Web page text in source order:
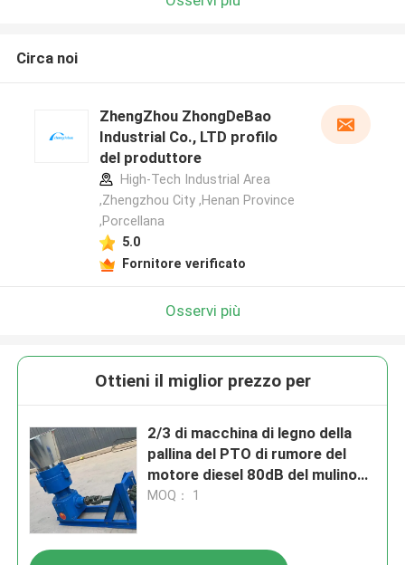
Circa noi
ZhengZhou ZhongDeBao
Industrial Co., LTD profilo
del produttore
High-Tech Industrial Area
,Zhengzhou City ,Henan Province
,Porcellana
5.0
Fornitore verificato
Osservi più
Ottieni il miglior prezzo per
2/3 di macchina di legno della
pallina del PTO di rumore del
motore diesel 80dB del mulino
della pallina del PTO del rullo
MOQ： 1